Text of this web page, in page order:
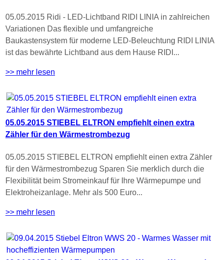
05.05.2015 Ridi - LED-Lichtband RIDI LINIA in zahlreichen
Variationen Das flexible und umfangreiche
Baukastensystem für moderne LED-Beleuchtung RIDI LINIA
ist das bewährte Lichtband aus dem Hause RIDI...
>> mehr lesen
05.05.2015 STIEBEL ELTRON empfiehlt einen extra
Zähler für den Wärmestrombezug
05.05.2015 STIEBEL ELTRON empfiehlt einen extra Zähler
für den Wärmestrombezug Sparen Sie merklich durch die
Flexibilität beim Stromeinkauf für Ihre Wärmepumpe und
Elektroheizanlage. Mehr als 500 Euro...
>> mehr lesen